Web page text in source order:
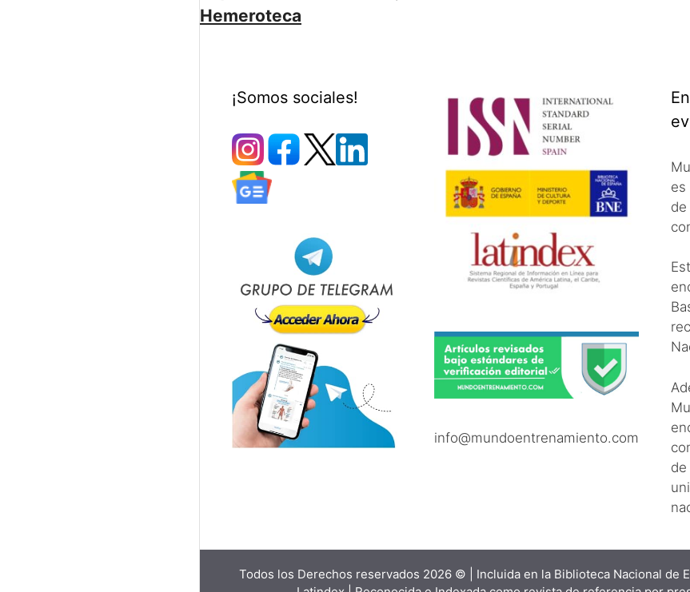
Hemeroteca
¡Somos sociales!
info@mundoentrenamiento.com
es
Todos los Derechos reservados 2026 © | Incluida en la Biblioteca Nacional de